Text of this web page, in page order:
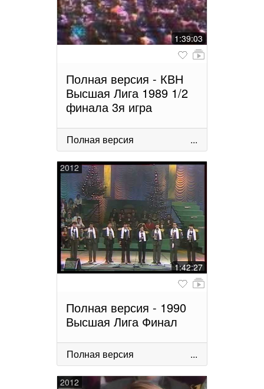
1:39:03
Полная версия - КВН
Высшая Лига 1989 1/2
финала 3я игра
Полная версия ...
2012
1:42:27
Полная версия - 1990
Высшая Лига Финал
Полная версия ...
2012